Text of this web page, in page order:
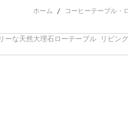
ホーム / コーヒーテーブル・